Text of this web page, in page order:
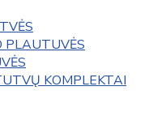
PLAUTUVĖS
KOMPLEKTAI